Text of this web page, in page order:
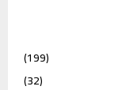
(199)
(32)